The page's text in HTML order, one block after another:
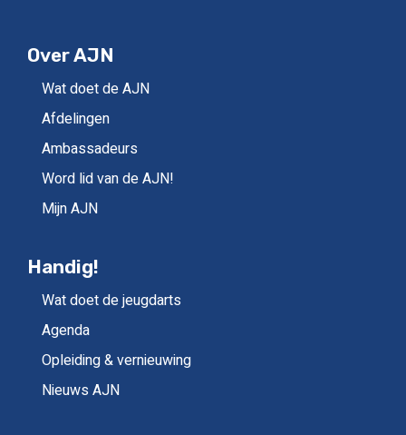
Over AJN
Wat doet de AJN
Afdelingen
Ambassadeurs
Word lid van de AJN!
Mijn AJN
Handig!
Wat doet de jeugdarts
Agenda
Opleiding & vernieuwing
Nieuws AJN